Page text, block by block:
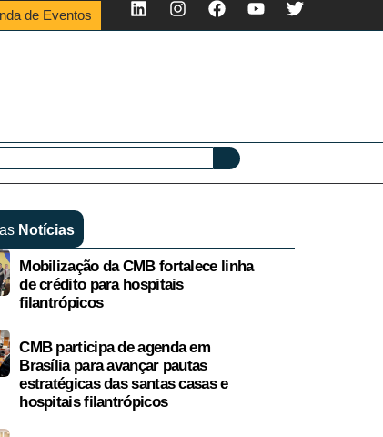
de Eventos
Notícias
Mobilização da CMB fortalece linha
de crédito para hospitais
filantrópicos
CMB participa de agenda em
Brasília para avançar pautas
estratégicas das santas casas e
hospitais filantrópicos